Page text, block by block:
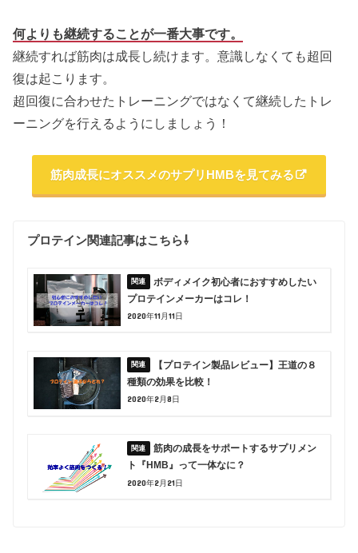
何よりも継続することが一番大事です。
継続すれば筋肉は成長し続けます。意識しなくても超回
復は起こります。
超回復に合わせたトレーニングではなくて継続したトレ
ーニングを行えるようにしましょう！
筋肉成長にオススメのサプリHMBを見てみる
プロテイン関連記事はこちら⇩
ボディメイク初心者におすすめしたい
プロテインメーカーはコレ！
2020年11月11日
【プロテイン製品レビュー】王道の８
種類の効果を比較！
2020年2月8日
筋肉の成長をサポートするサプリメン
ト『HMB』って一体なに？
2020年2月21日